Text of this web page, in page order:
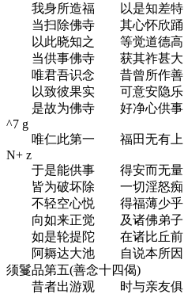
我身所造福 以是知差特
当扫除佛寺 其心怀欣踊
以此晓知之 等觉道德高
当供事佛寺 获其祚甚大
唯君吾识念 昔曾所作善
以致彼果实 可意安隐乐
是故为佛寺 好净心供事
^7 g
唯仁此第一 福田无有上
N+ z
于是能供事 得安而无量
皆为破坏除 一切淫怒痴
不轻空心悦 得福薄少乎
向如来正觉 及诸佛弟子
如是轮提陀 在诸比丘前
阿耨达大池 自说本所因
须鬘品第五(善念十四偈)
昔者出游观 时与亲友俱